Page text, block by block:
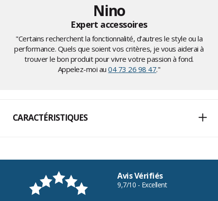
Nino
Expert accessoires
"Certains recherchent la fonctionnalité, d’autres le style ou la
performance. Quels que soient vos critères, je vous aiderai à
trouver le bon produit pour vivre votre passion à fond.
Appelez-moi au04 73 26 98 47."
CARACTÉRISTIQUES
Avis Vérifiés
9,7/10 - Excellent